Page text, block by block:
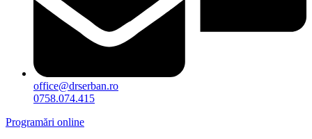
office@drserban.ro
0758.074.415
Programări online